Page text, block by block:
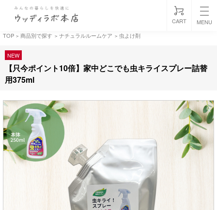
CART
MENU
TOP > 商品別で探す > ナチュラルルームケア > 虫よけ剤
NEW
【只今ポイント10倍】家中どこでも虫キライスプレー詰替
用375ml